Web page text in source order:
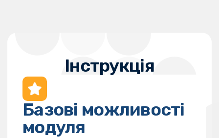
Інструкція
Базові можливості
модуля